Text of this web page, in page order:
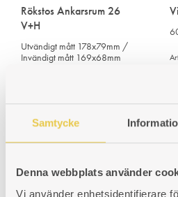
Samtycke
Denna webbplats använder
Vi använder enhetsidentifierare
Rökstos Ankarsrum 26
V+H
Utvändigt mått 178x79mm /
Invändigt mått 169x68mm